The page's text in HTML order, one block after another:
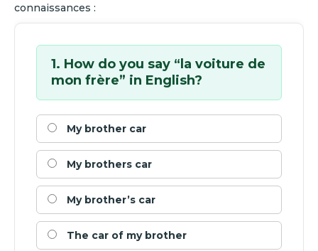
connaissances :
1. How do you say “la voiture de
mon frère” in English?
My brother car
My brothers car
My brother’s car
The car of my brother